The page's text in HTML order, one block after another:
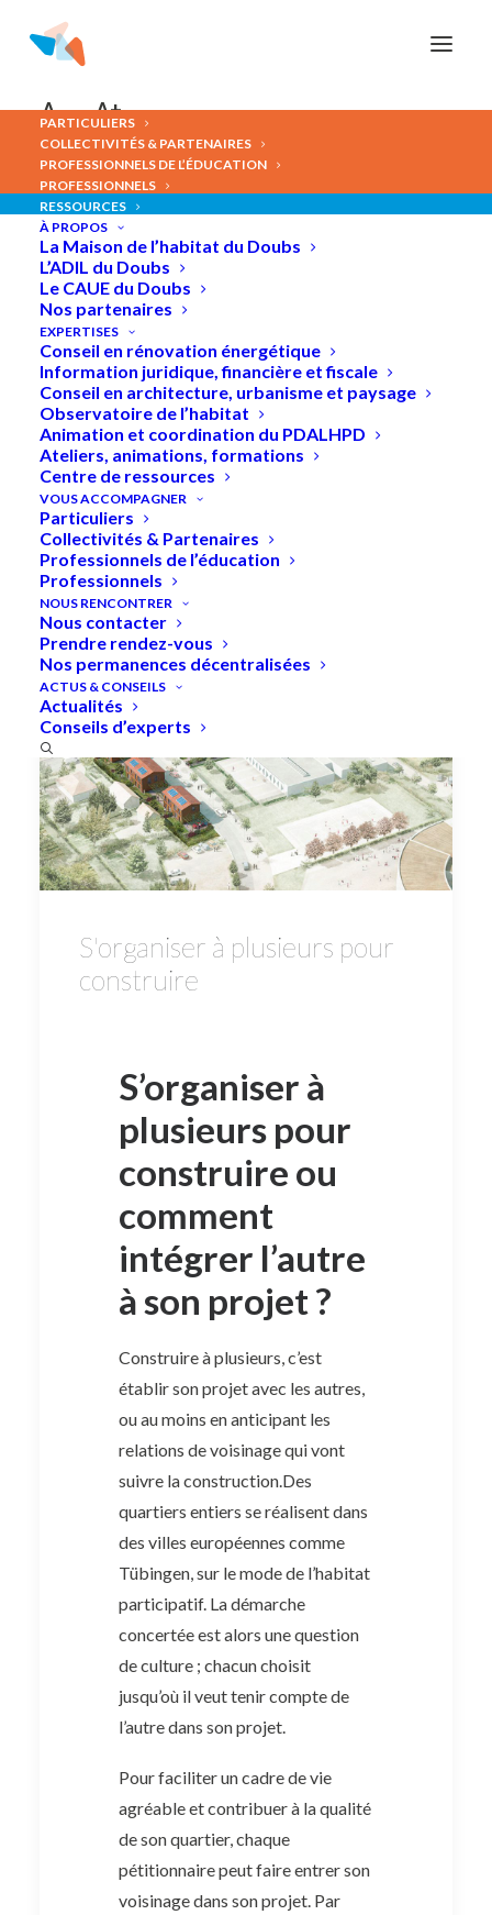
PARTICULIERS
COLLECTIVITÉS & PARTENAIRES
PROFESSIONNELS DE L’ÉDUCATION
PROFESSIONNELS
RESSOURCES
À PROPOS
La Maison de l’habitat du Doubs
L’ADIL du Doubs
Le CAUE du Doubs
Nos partenaires
EXPERTISES
Conseil en rénovation énergétique
Information juridique, financière et fiscale
Conseil en architecture, urbanisme et paysage
Observatoire de l’habitat
Animation et coordination du PDALHPD
Ateliers, animations, formations
Centre de ressources
VOUS ACCOMPAGNER
Particuliers
Collectivités & Partenaires
Professionnels de l’éducation
Professionnels
NOUS RENCONTRER
Nous contacter
Prendre rendez-vous
Nos permanences décentralisées
ACTUS & CONSEILS
Actualités
Conseils d’experts
A- A+
Publications
S'organiser à plusieurs pour
construire
S’organiser à
plusieurs pour
construire ou
comment
intégrer l’autre
à son projet ?
Construire à plusieurs, c’est
établir son projet avec les autres,
ou au moins en anticipant les
relations de voisinage qui vont
suivre la construction.Des
quartiers entiers se réalisent dans
des villes européennes comme
Tübingen, sur le mode de l’habitat
participatif. La démarche
concertée est alors une question
de culture ; chacun choisit
jusqu’où il veut tenir compte de
l’autre dans son projet.
Pour faciliter un cadre de vie
agréable et contribuer à la qualité
de son quartier, chaque
pétitionnaire peut faire entrer son
voisinage dans son projet. Par